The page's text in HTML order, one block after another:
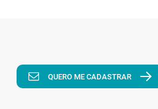
QUERO ME CADASTRAR